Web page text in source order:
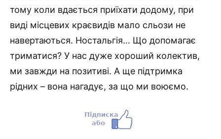
тому коли вдається приїхати додому, при
виді місцевих краєвидів мало сльози не
навертаються. Ностальгія… Що допомагає
триматися? У нас дуже хороший колектив,
ми завжди на позитиві. А ще підтримка
рідних – вона нагадує, за що ми воюємо.